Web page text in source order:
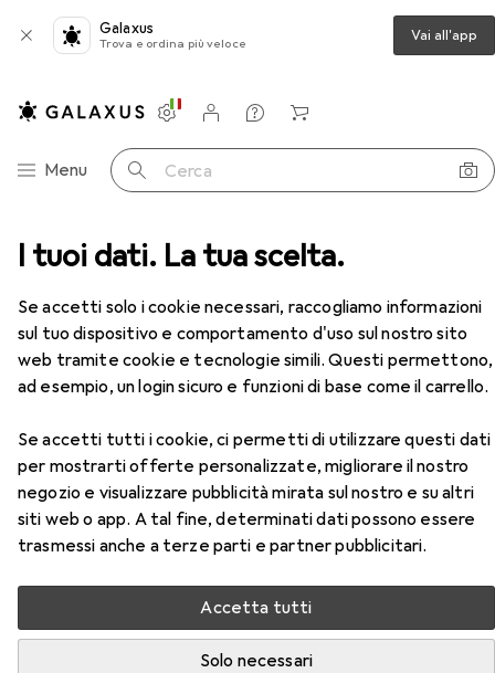
I tuoi dati. La tua scelta.
Se accetti solo i cookie necessari, raccogliamo informazioni
sul tuo dispositivo e comportamento d'uso sul nostro sito
web tramite cookie e tecnologie simili. Questi permettono,
ad esempio, un login sicuro e funzioni di base come il carrello.
Se accetti tutti i cookie, ci permetti di utilizzare questi dati
per mostrarti offerte personalizzate, migliorare il nostro
negozio e visualizzare pubblicità mirata sul nostro e su altri
siti web o app. A tal fine, determinati dati possono essere
trasmessi anche a terze parti e partner pubblicitari.
Accetta tutti
Solo necessari
Galaxus
Trova e ordina più veloce Vai all'app
Categoria Navigazione
Menu Cerca
Impostazioni
Conto cliente
Liste di confronto
Liste dei desideri
Carrello
Stampa Stampante scontrini Epson UB-U03II
EUR
159,81
EpsonUB-U03II
USB, USB 2.0
Accessori per Epson UB-U03II
Qui trovi accessori adatti per il prodotto Epson UB-U03II
della categoria Rotoli di carta termica.